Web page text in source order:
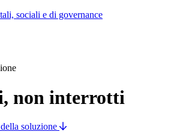
sociali e di governance
non interrotti
soluzione